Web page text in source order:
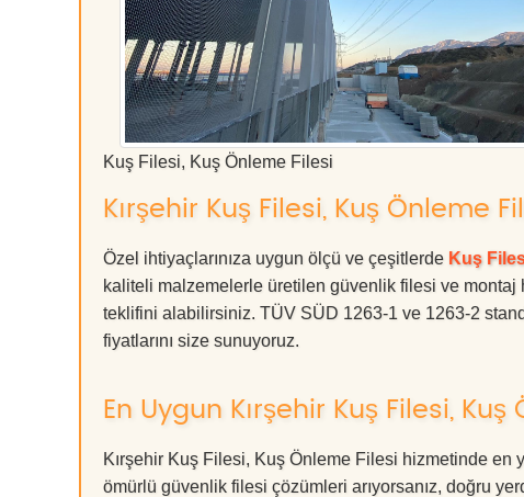
Kuş Filesi, Kuş Önleme Filesi
Kırşehir Kuş Filesi, Kuş Önleme
Özel ihtiyaçlarınıza uygun ölçü ve çeşitlerde Kuş
kaliteli malzemelerle üretilen güvenlik filesi ve montaj
teklifini alabilirsiniz. TÜV SÜD 1263-1 ve 1263-2
fiyatlarını size sunuyoruz.
En Uygun Kırşehir Kuş Filesi,
Kırşehir Kuş Filesi, Kuş Önleme Filesi hizmetinde en
ömürlü güvenlik filesi çözümleri arıyorsanız, doğru